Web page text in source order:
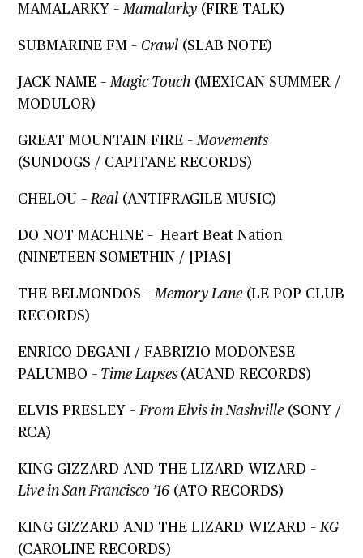
MAMALARKY –Mamalarky (FIRE TALK)
SUBMARINE FM –Crawl (SLAB NOTE)
JACK NAME –Magic Touch (MEXICAN SUMMER /
MODULOR)
GREAT MOUNTAIN FIRE –Movements
(SUNDOGS / CAPITANE RECORDS)
CHELOU –Real (ANTIFRAGILE MUSIC)
DO NOT MACHINE – Heart Beat Nation
(NINETEEN SOMETHIN / [PIAS]
THE BELMONDOS –Memory Lane(LE POP CLUB
RECORDS)
ENRICO DEGANI / FABRIZIO MODONESE
PALUMBO – Time Lapses (AUAND RECORDS)
ELVIS PRESLEY –From Elvis in Nashville(SONY /
RCA)
KING GIZZARD AND THE LIZARD WIZARD –
Live in San Francisco ’16(ATO RECORDS)
KING GIZZARD AND THE LIZARD WIZARD –KG
(CAROLINE RECORDS)